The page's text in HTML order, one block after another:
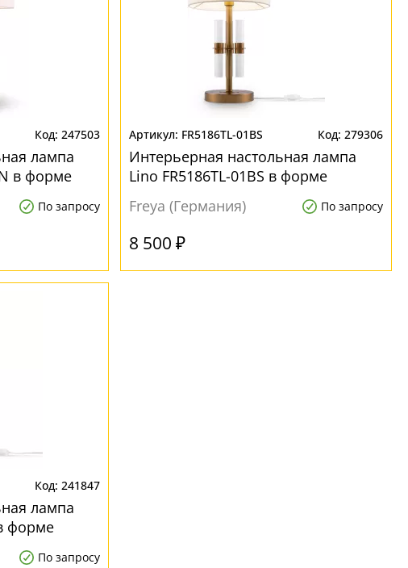
247503
лампа
в форме
По запросу
FR5186TL-01BS 279306
Интерьерная настольная лампа
Lino FR5186TL-01BS в форме
Freya (Германия) По запросу
8 500 ₽
241847
лампа
форме
По запросу